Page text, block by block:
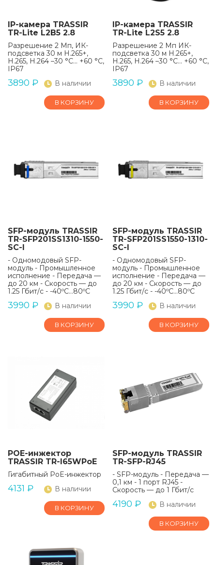
IP-камера TRASSIR
TR-Lite L2B5 2.8
Разрешение 2 Мп, ИК-
подсветка 30 м H.265+,
H.265, H.264 –30 °C... +60 °C,
IP67
3890 ₽ В наличии
В КОРЗИНУ
IP-камера TRASSIR
TR-Lite L2S5 2.8
Разрешение 2 Мп ИК-
подсветка 30 м H.265+,
H.265, H.264 –30 °C... +60 °C,
IP67
3890 ₽ В наличии
В КОРЗИНУ
SFP-модуль TRASSIR
TR-SFP201SS1310-1550-
SC-I
- Одномодовый SFP-
модуль - Промышленное
исполнение - Передача —
до 20 км - Скорость — до
1.25 Гбит/с - -40ºС...80ºС
3990 ₽ В наличии
В КОРЗИНУ
SFP-модуль TRASSIR
TR-SFP201SS1550-1310-
SC-I
- Одномодовый SFP-
модуль - Промышленное
исполнение - Передача —
до 20 км - Скорость — до
1.25 Гбит/с - -40ºС...80ºС
3990 ₽ В наличии
В КОРЗИНУ
POE-инжектор
TRASSIR TR-I65WPoE
Гигабитный PoE-инжектор
4131 ₽ В наличии
В КОРЗИНУ
SFP-модуль TRASSIR
TR-SFP-RJ45
- SFP-модуль - Передача —
0,1 км - 1 порт RJ45 -
Скорость — до 1 Гбит/с
4190 ₽ В наличии
В КОРЗИНУ